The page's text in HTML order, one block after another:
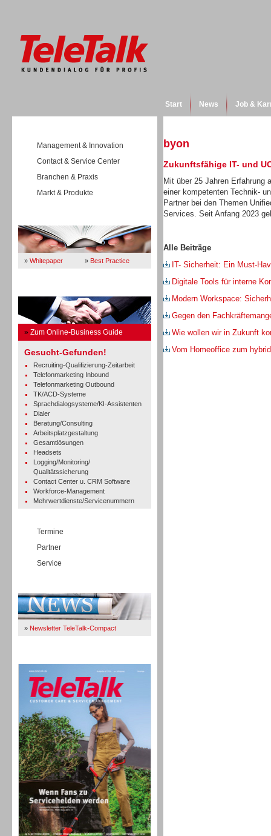
Start News Job &
Management & Innovation
Contact & Service Center
Branchen & Praxis
Markt & Produkte
» Whitepaper » Best Practice
» Zum Online-Business Guide
Gesucht-Gefunden!
Recruiting-Qualifizierung-Zeitarbeit
Telefonmarketing Inbound
Telefonmarketing Outbound
TK/ACD-Systeme
Sprachdialogsysteme/KI-Assistenten
Dialer
Beratung/Consulting
Arbeitsplatzgestaltung
Gesamtlösungen
Headsets
Logging/Monitoring/
Qualitätssicherung
Contact Center u. CRM Software
Workforce-Management
Mehrwertdienste/Servicenummern
Termine
Partner
Service
» Newsletter TeleTalk-Compact
TK- und ACD-Systeme
byon
Zukunftsfähige IT- und
Mit über 25 Jahren Erfahrung
einer kompetenten Technik-
Partner bei den Themen
Services. Seit Anfang 2023
Alle Beiträge
IT- Sicherheit: Ein Must-
Digitale Tools für interne
Modern Workspace:
Gegen den
Wie wollen wir in Zukunft
Vom Homeoffice zum